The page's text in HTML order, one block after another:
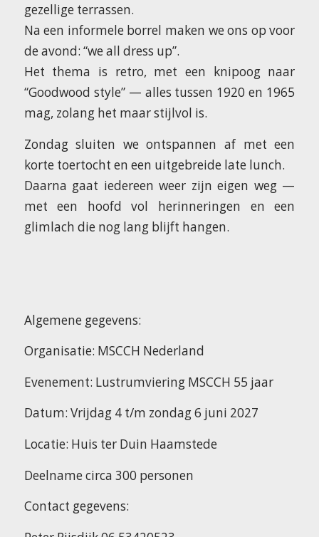
gezellige terrassen.
Na een informele borrel maken we ons op voor
de avond: “we all dress up”.
Het thema is retro, met een knipoog naar
“Goodwood style” — alles tussen 1920 en 1965
mag, zolang het maar stijlvol is.
Zondag sluiten we ontspannen af met een
korte toertocht en een uitgebreide late lunch.
Daarna gaat iedereen weer zijn eigen weg —
met een hoofd vol herinneringen en een
glimlach die nog lang blijft hangen.
Algemene gegevens:
Organisatie: MSCCH Nederland
Evenement: Lustrumviering MSCCH 55 jaar
Datum: Vrijdag 4 t/m zondag 6 juni 2027
Locatie: Huis ter Duin Haamstede
Deelname circa 300 personen
Contact gegevens: